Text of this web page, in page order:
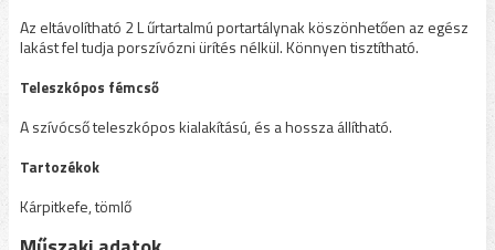
Az eltávolítható 2 L űrtartalmú portartálynak köszönhetően az egész
lakást fel tudja porszívózni ürítés nélkül. Könnyen tisztítható.
Teleszkópos fémcső
A szívócső teleszkópos kialakítású, és a hossza állítható.
Tartozékok
Kárpitkefe, tömlő